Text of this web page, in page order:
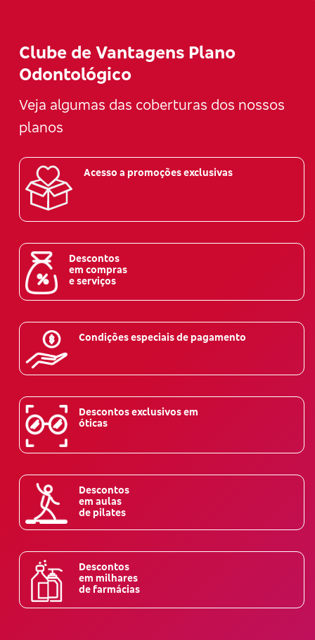
Clube de Vantagens Plano
Odontológico
Veja algumas das coberturas dos nossos
planos
Acesso a promoções exclusivas
Descontos
em compras
e serviços
Condições especiais de pagamento
Descontos exclusivos em
óticas
Descontos
em aulas
de pilates
Descontos
em milhares
de farmácias